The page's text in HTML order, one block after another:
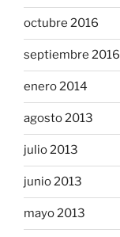
octubre 2016
septiembre 2016
enero 2014
agosto 2013
julio 2013
junio 2013
mayo 2013